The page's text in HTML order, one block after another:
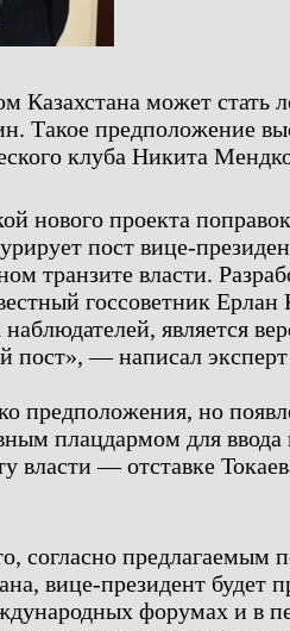
Казахстана может стать
Такое предположение
клуба Никита
нового проекта
пост вице-
транзите власти.
госсоветник
является
пост», — написал
предположения, но
плацдармом для
власти — отставке
согласно предлагаемым
вице-президент будет
форумах и в